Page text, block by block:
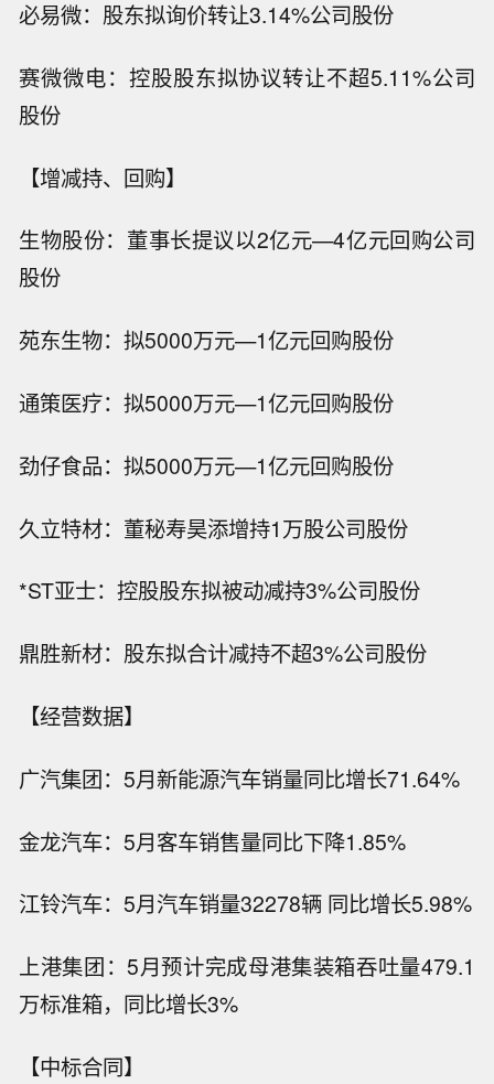
必易微：股东拟询价转让3.14%公司股份
赛微微电：控股股东拟协议转让不超5.11%公司
股份
【增减持、回购】
生物股份：董事长提议以2亿元—4亿元回购公司
股份
苑东生物：拟5000万元—1亿元回购股份
通策医疗：拟5000万元—1亿元回购股份
劲仔食品：拟5000万元—1亿元回购股份
久立特材：董秘寿昊添增持1万股公司股份
*ST亚士：控股股东拟被动减持3%公司股份
鼎胜新材：股东拟合计减持不超3%公司股份
【经营数据】
广汽集团：5月新能源汽车销量同比增长71.64%
金龙汽车：5月客车销售量同比下降1.85%
江铃汽车：5月汽车销量32278辆 同比增长5.98%
上港集团：5月预计完成母港集装箱吞吐量479.1
万标准箱，同比增长3%
【中标合同】